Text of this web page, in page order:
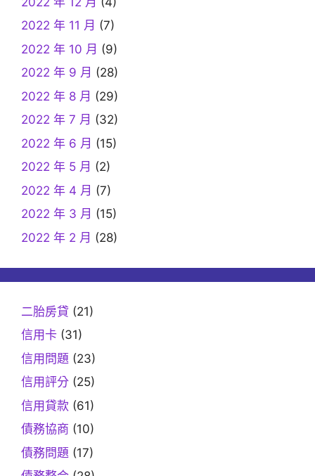
2022 年 11 月 (7)
2022 年 10 月 (9)
2022 年 9 月 (28)
2022 年 8 月 (29)
2022 年 7 月 (32)
2022 年 6 月 (15)
2022 年 5 月 (2)
2022 年 4 月 (7)
2022 年 3 月 (15)
2022 年 2 月 (28)
二胎房貸 (21)
信用卡 (31)
信用問題 (23)
信用評分 (25)
信用貸款 (61)
債務協商 (10)
債務問題 (17)